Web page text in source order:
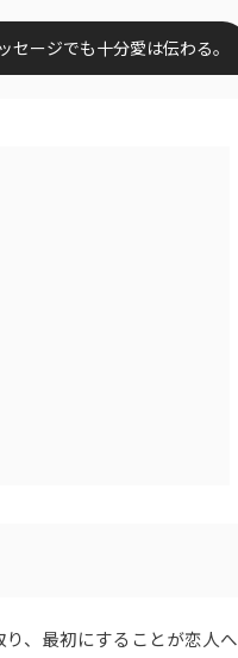
ージでも十分愛は伝わる。
、最初にすることが恋人へ